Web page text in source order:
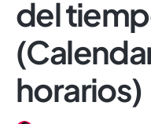
del
horarios)